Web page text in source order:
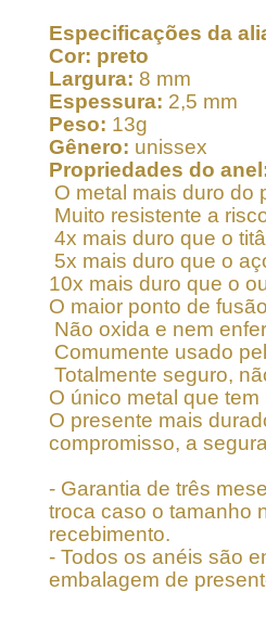
Especificações da
Cor: preto
Largura: 8 mm
Espessura: 2,5 mm
Peso: 13g
Gênero: unissex
Propriedades do
O metal mais duro do
Muito resistente a
4x mais duro que o
5x mais duro que o
10x mais duro que o
O maior ponto de
Não oxida e nem
Comumente usado
Totalmente seguro,
O único metal que
O presente mais
compromisso, a
- Garantia de três
troca caso o tamanho
recebimento.
- Todos os anéis são
embalagem de